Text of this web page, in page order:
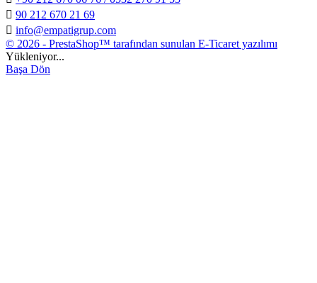
 90 212 670 21 69
 info@empatigrup.com
© 2026 - PrestaShop™ tarafından sunulan E-Ticaret yazılımı
Yükleniyor...
Başa Dön